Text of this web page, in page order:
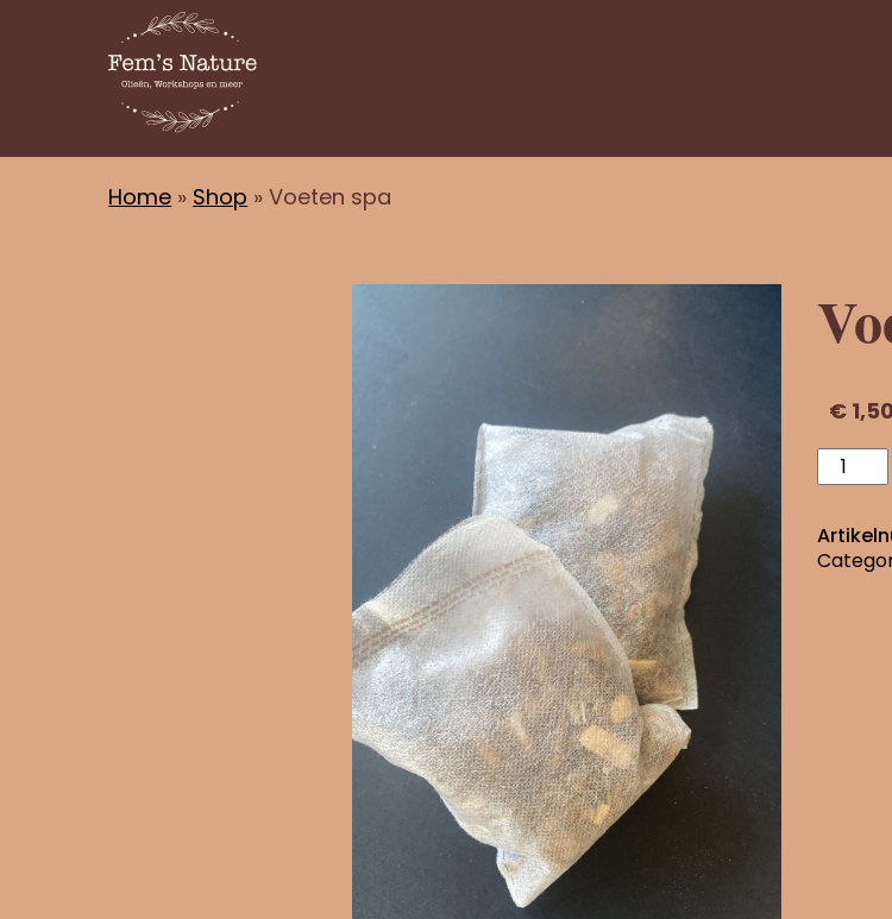
Home » Shop »Voeten spa
€ 1,50
Voeten
spa